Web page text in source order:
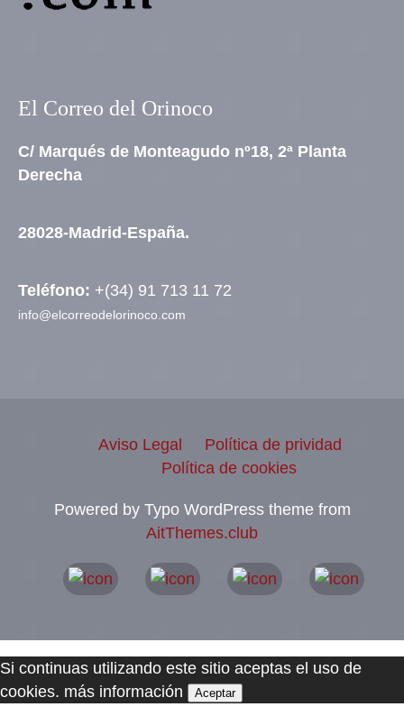
El Correo del Orinoco
C/ Marqués de Monteagudo nº18, 2ª Planta
Derecha
28028-Madrid-España.
Teléfono: +(34) 91 713 11 72
info@elcorreodelorinoco.com
Aviso Legal
Política de prividad
Política de cookies
Powered by Typo WordPress theme from
AitThemes.club
Si continuas utilizando este sitio aceptas el uso de
cookies. más información Aceptar